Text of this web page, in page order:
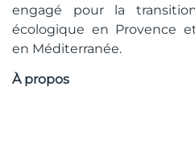
engagé pour la
écologique en Provence
en Méditerranée.
À propos